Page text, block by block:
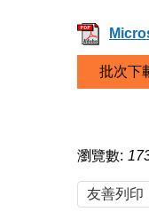
批次下
瀏覽數:
友善列印